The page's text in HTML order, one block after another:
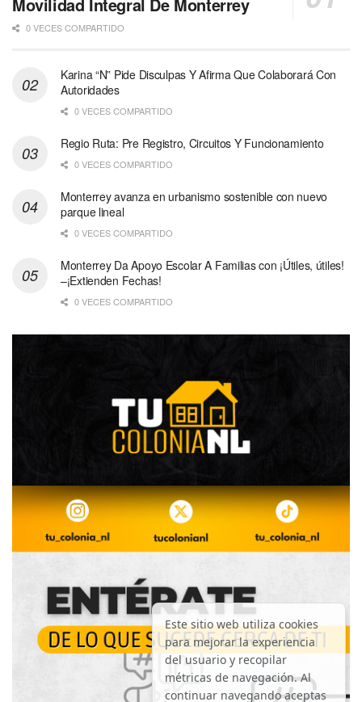
Movilidad Integral De Monterrey
0 VECES COMPARTIDO
Karina “N” Pide Disculpas Y Afirma Que Colaborará Con
Autoridades
0 VECES COMPARTIDO
Regio Ruta: Pre Registro, Circuitos Y Funcionamiento
0 VECES COMPARTIDO
Monterrey avanza en urbanismo sostenible con nuevo
parque lineal
0 VECES COMPARTIDO
Monterrey Da Apoyo Escolar A Familias con ¡Útiles, útiles!
–¡Extienden Fechas!
0 VECES COMPARTIDO
Este sitio web utiliza cookies
para mejorar la experiencia
del usuario y recopilar
métricas de navegación. Al
continuar navegando aceptas